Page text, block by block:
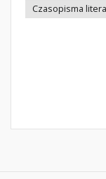
Czasopisma